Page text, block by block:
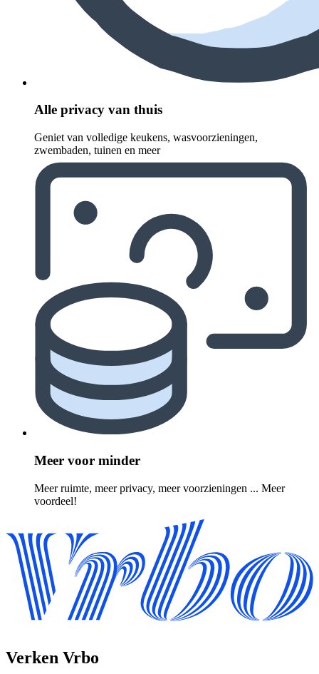
Alle privacy van thuis
Geniet van volledige keukens, wasvoorzieningen,
zwembaden, tuinen en meer
Meer voor minder
Meer ruimte, meer privacy, meer voorzieningen ... Meer
voordeel!
Verken Vrbo